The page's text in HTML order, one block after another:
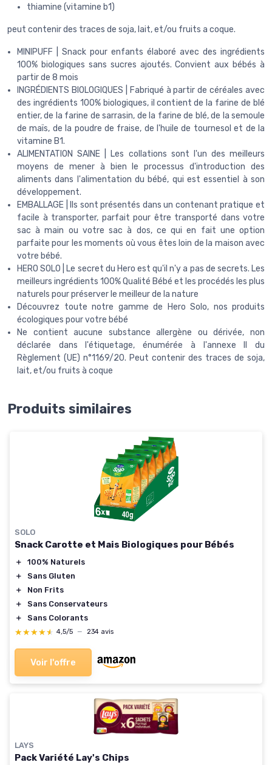
thiamine (vitamine b1)
peut contenir des traces de soja, lait, et/ou fruits a coque.
MINIPUFF | Snack pour enfants élaboré avec des ingrédients
100% biologiques sans sucres ajoutés. Convient aux bébés à
partir de 8 mois
INGRÉDIENTS BIOLOGIQUES | Fabriqué à partir de céréales avec
des ingrédients 100% biologiques, il contient de la farine de blé
entier, de la farine de sarrasin, de la farine de blé, de la semoule
de maïs, de la poudre de fraise, de l'huile de tournesol et de la
vitamine B1.
ALIMENTATION SAINE | Les collations sont l'un des meilleurs
moyens de mener à bien le processus d'introduction des
aliments dans l'alimentation du bébé, qui est essentiel à son
développement.
EMBALLAGE | Ils sont présentés dans un contenant pratique et
facile à transporter, parfait pour être transporté dans votre
sac à main ou votre sac à dos, ce qui en fait une option
parfaite pour les moments où vous êtes loin de la maison avec
votre bébé.
HERO SOLO | Le secret du Hero est qu'il n'y a pas de secrets. Les
meilleurs ingrédients 100% Qualité Bébé et les procédés les plus
naturels pour préserver le meilleur de la nature
Découvrez toute notre gamme de Hero Solo, nos produits
écologiques pour votre bébé
Ne contient aucune substance allergène ou dérivée, non
déclarée dans l'étiquetage, énumérée à l'annexe II du
Règlement (UE) n°1169/20. Peut contenir des traces de soja,
lait, et/ou fruits à coque
Produits similaires
SOLO
Snack Carotte et Mais Biologiques pour Bébés
＋
100% Naturels
＋
Sans Gluten
＋
Non Frits
＋
Sans Conservateurs
＋
Sans Colorants
★★★★★
★★★★★ 4,5/5 — 234 avis
Voir l'offre
LAYS
Pack Variété Lay's Chips